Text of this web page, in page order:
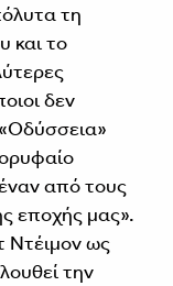
τη
και το
δεν
από τους
εποχής μας».
Ντέιμον ως
την